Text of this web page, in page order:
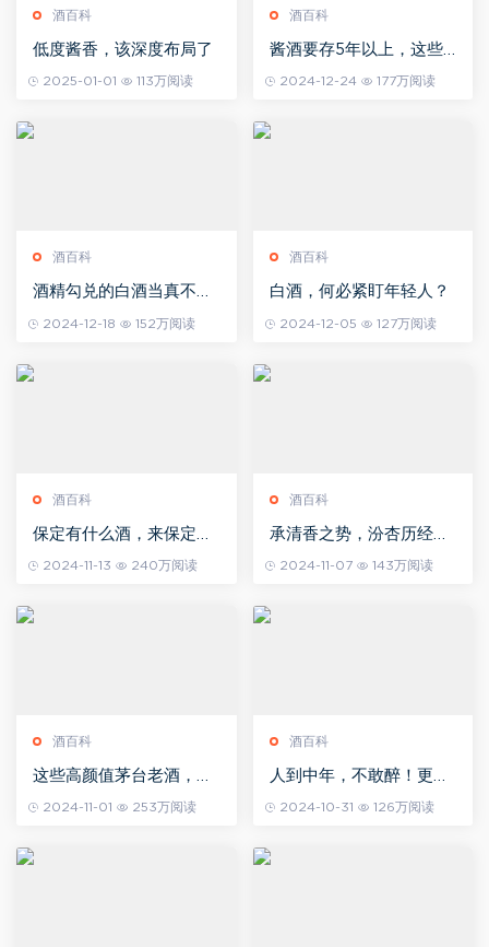
酒百科
低度酱香，该深度布局了
2025-01-01 113万阅读
酒百科
酱酒要存5年以上，这些
2024-12-24 177万阅读
酒百科
酒精勾兑的白酒当真不如
2024-12-18 152万阅读
酒百科
白酒，何必紧盯年轻人？
2024-12-05 127万阅读
酒百科
保定有什么酒，来保定吃
2024-11-13 240万阅读
酒百科
承清香之势，汾杏历经45
2024-11-07 143万阅读
酒百科
这些高颜值茅台老酒，你
2024-11-01 253万阅读
酒百科
人到中年，不敢醉！更不
2024-10-31 126万阅读